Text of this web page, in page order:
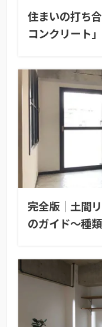
住まいの打ち
コンクリート
完全版｜土間
のガイド〜種